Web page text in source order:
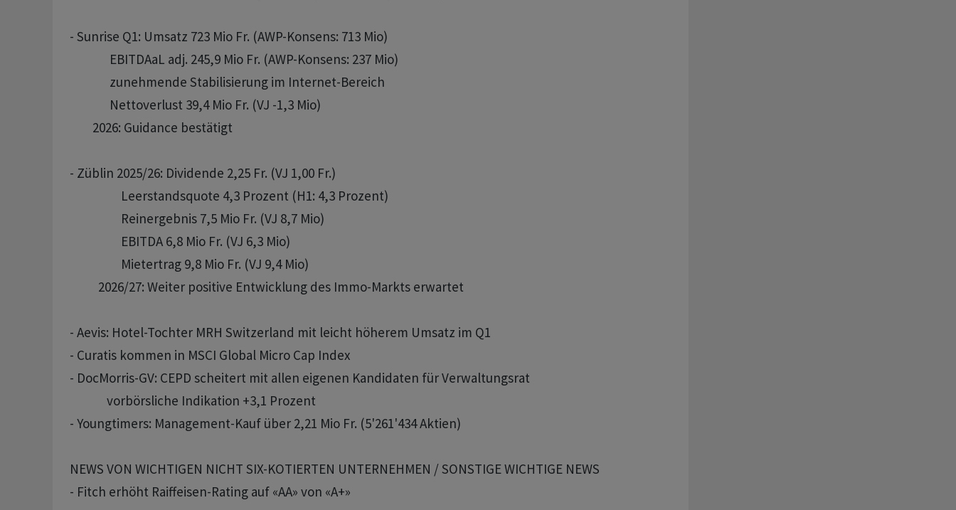
- Sunrise Q1: Umsatz 723 Mio Fr. (AWP-Konsens: 713 Mio)
              EBITDAaL adj. 245,9 Mio Fr. (AWP-Konsens: 237 Mio)
              zunehmende Stabilisierung im Internet-Bereich
              Nettoverlust 39,4 Mio Fr. (VJ -1,3 Mio)
        2026: Guidance bestätigt
- Züblin 2025/26: Dividende 2,25 Fr. (VJ 1,00 Fr.)
                  Leerstandsquote 4,3 Prozent (H1: 4,3 Prozent)
                  Reinergebnis 7,5 Mio Fr. (VJ 8,7 Mio)
                  EBITDA 6,8 Mio Fr. (VJ 6,3 Mio)
                  Mietertrag 9,8 Mio Fr. (VJ 9,4 Mio)
          2026/27: Weiter positive Entwicklung des Immo-Markts erwartet
- Aevis: Hotel-Tochter MRH Switzerland mit leicht höherem Umsatz im Q1
- Curatis kommen in MSCI Global Micro Cap Index
- DocMorris-GV: CEPD scheitert mit allen eigenen Kandidaten für Verwaltungsrat
             vorbörsliche Indikation +3,1 Prozent
- Youngtimers: Management-Kauf über 2,21 Mio Fr. (5'261'434 Aktien)
NEWS VON WICHTIGEN NICHT SIX-KOTIERTEN UNTERNEHMEN / SONSTIGE WICHTIGE NEWS
- Fitch erhöht Raiffeisen-Rating auf «AA» von «A+»